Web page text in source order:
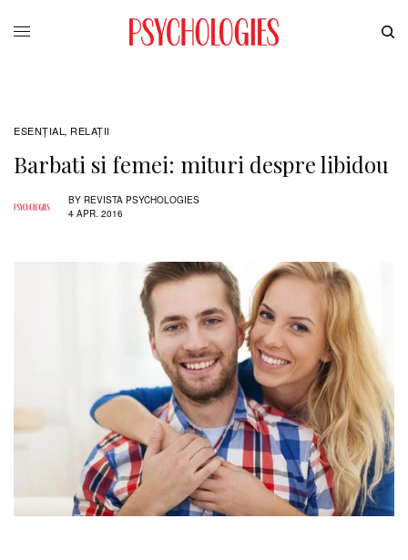
ESENȚIAL , RELAŢII
Barbati si femei: mituri despre libidou
BY REVISTA PSYCHOLOGIES
4 APR. 2016